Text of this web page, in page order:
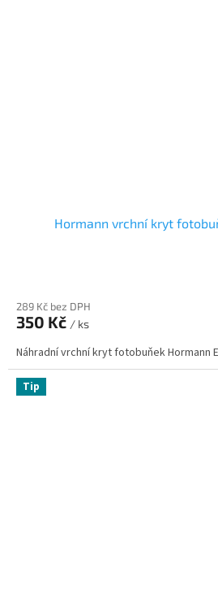
Hormann vrchní kryt
289 Kč bez DPH
350 Kč / ks
Náhradní vrchní kryt fotobuňek Hormann
Tip